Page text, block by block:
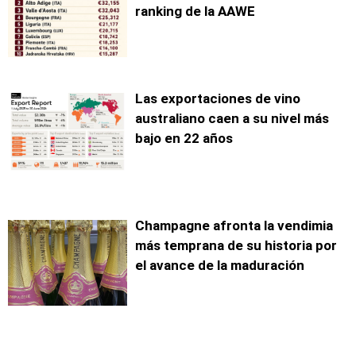
ranking de la AAWE
Las exportaciones de vino
australiano caen a su nivel más
bajo en 22 años
Champagne afronta la vendimia
más temprana de su historia por
el avance de la maduración